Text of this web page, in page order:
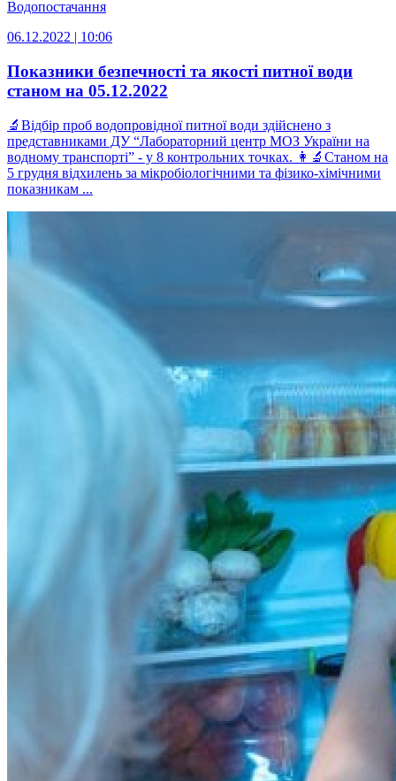
Водопостачання
06.12.2022 | 10:06
Показники безпечності та якості питної води
станом на 05.12.2022
🔬Відбір проб водопровідної питної води здійснено з
представниками ДУ “Лабораторний центр МОЗ України на
водному транспорті” - у 8 контрольних точках. 👩‍🔬Станом на
5 грудня відхилень за мікробіологічними та фізико-хімічними
показникам ...